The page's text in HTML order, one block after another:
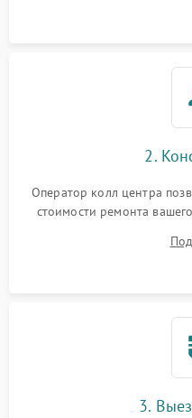
2.
Оператор колл центра
стоимости ремонта
3.